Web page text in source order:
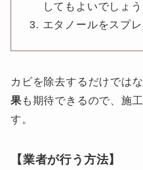
してもよいでしょう
エタノールをスプ
カビを除去するだけではな
果 も期待できるので、施
す。
【業者が行う方法】